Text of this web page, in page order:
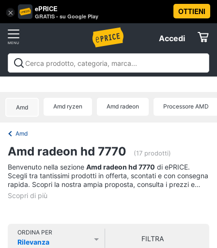
× ePRICE
GRATIS - su Google Play
OTTIENI
Accedi
Accedi
Registrati
Offerte
Tv
e
Home
Cinema
home
Vai
al
Amd Amd ryzen Amd radeon Processore AMD
Amd
Amd radeon hd 7770 (17 prodotti)
Benvenuto nella sezione Amd radeon hd 7770 di ePRICE.
Scegli tra tantissimi prodotti in offerta, scontati e con consegna
rapida. Scopri la nostra ampia proposta, consulta i prezzi e
acquista comodamente online.
ORDINA PER
Rilevanza
FILTRA